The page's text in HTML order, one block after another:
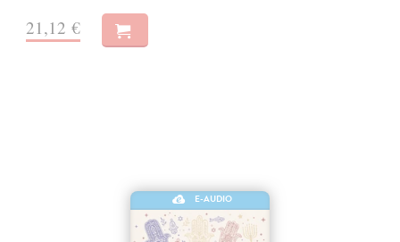
21,12 €
E-AUDIO